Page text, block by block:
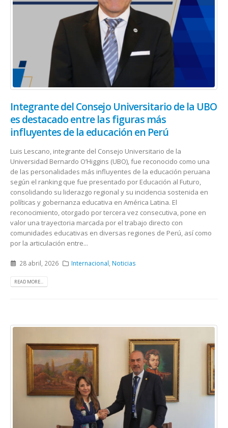
Integrante del Consejo Universitario de la UBO
es destacado entre las figuras más
influyentes de la educación en Perú
Luis Lescano, integrante del Consejo Universitario de la
Universidad Bernardo O’Higgins (UBO), fue reconocido como una
de las personalidades más influyentes de la educación peruana
según el ranking que fue presentado por Educación al Futuro,
consolidando su liderazgo regional y su incidencia sostenida en
políticas y gobernanza educativa en América Latina. El
reconocimiento, otorgado por tercera vez consecutiva, pone en
valor una trayectoria marcada por el trabajo directo con
comunidades educativas en diversas regiones de Perú, así como
por la articulación entre...
28 abril, 2026 Internacional Noticias
READ MORE...